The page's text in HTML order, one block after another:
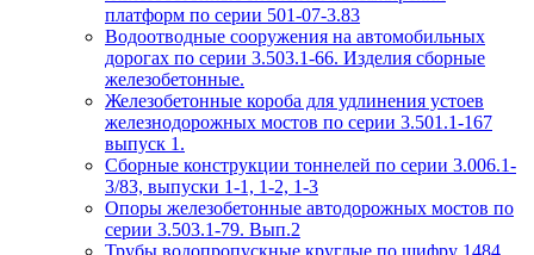
платформ по серии 501-07-3.83
Водоотводные сооружения на автомобильных
дорогах по серии 3.503.1-66. Изделия сборные
железобетонные.
Железобетонные короба для удлинения устоев
железнодорожных мостов по серии 3.501.1-167
выпуск 1.
Сборные конструкции тоннелей по серии 3.006.1-
3/83, выпуски 1-1, 1-2, 1-3
Опоры железобетонные автодорожных мостов по
серии 3.503.1-79. Вып.2
Трубы водопропускные круглые по шифру 1484.